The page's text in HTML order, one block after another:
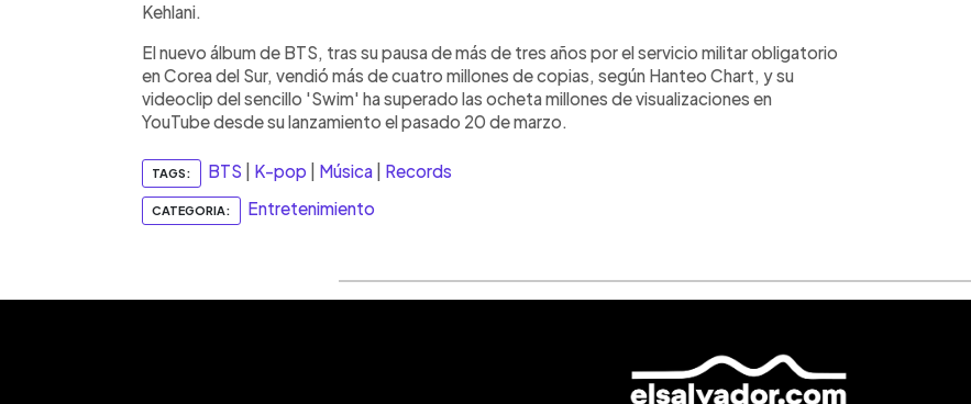
Kehlani.
El nuevo álbum de BTS, tras su pausa de más de tres años por el servicio militar obligatorio
en Corea del Sur, vendió más de cuatro millones de copias, según Hanteo Chart, y su
videoclip del sencillo 'Swim' ha superado las ocheta millones de visualizaciones en
YouTube desde su lanzamiento el pasado 20 de marzo.
TAGS: BTS K-pop Música Records
CATEGORIA: Entretenimiento